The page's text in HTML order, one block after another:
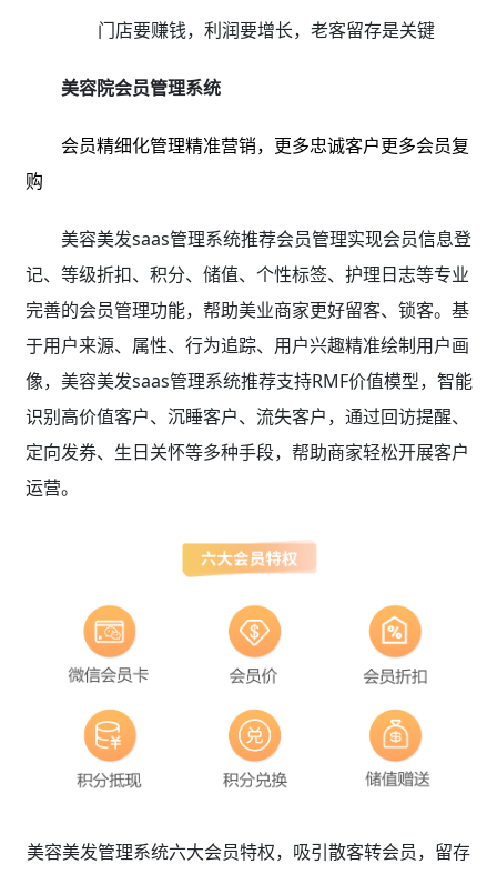
门店要赚钱，利润要增长，老客留存是关键
美容院会员管理系统
会员精细化管理精准营销，更多忠诚客户更多会员复
购
美容美发saas管理系统推荐会员管理实现会员信息登
记、等级折扣、积分、储值、个性标签、护理日志等专业
完善的会员管理功能，帮助美业商家更好留客、锁客。基
于用户来源、属性、行为追踪、用户兴趣精准绘制用户画
像，美容美发saas管理系统推荐支持RMF价值模型，智能
识别高价值客户、沉睡客户、流失客户，通过回访提醒、
定向发券、生日关怀等多种手段，帮助商家轻松开展客户
运营。
美容美发管理系统六大会员特权，吸引散客转会员，留存